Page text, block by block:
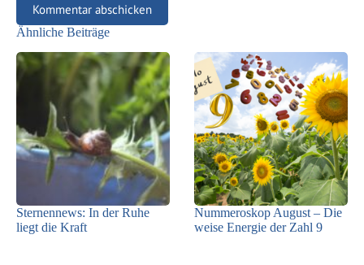
Kommentar abschicken
Ähnliche Beiträge
Sternennews: In der Ruhe
liegt die Kraft
Nummeroskop August – Die
weise Energie der Zahl 9